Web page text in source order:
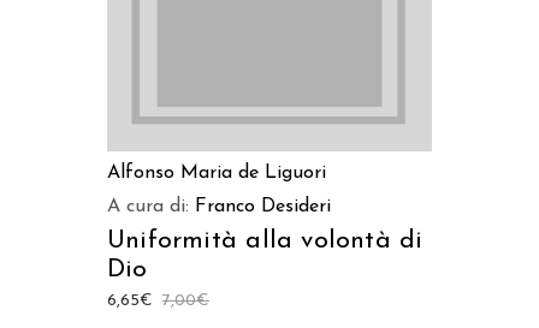
Alfonso Maria de Liguori
A cura di: Franco Desideri
Uniformità alla volontà di
Dio
7,00€
6,65€